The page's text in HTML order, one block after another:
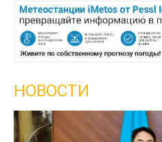
НОВОСТИ